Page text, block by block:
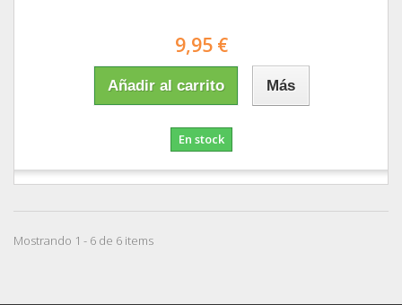
9,95 €
Añadir al carrito Más
En stock
Mostrando 1 - 6 de 6 items